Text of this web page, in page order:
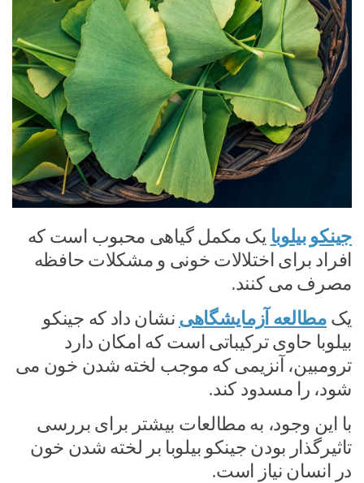
جینکو بیلوبا یک مکمل گیاهی محبوب است که
افراد برای اختلالات خونی و مشکلات حافظه
مصرف می کنند.
یکمطالعه آزمایشگاهی نشان داد که جینکو
بیلوبا حاوی ترکیباتی است که امکان دارد
ترومبین، آنزیمی که موجب لخته شدن خون می
شود، را مسدود کند.
با این وجود، به مطالعات بیشتر برای بررسی
تاثیرگذار بودن جینکو بیلوبا بر لخته شدن خون
در انسان نیاز است.